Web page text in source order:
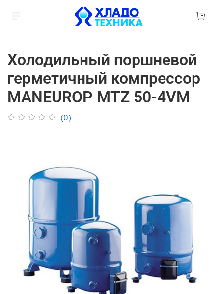
Холодильный поршневой
герметичный компрессор
MANEUROP MTZ 50-4VM
(0)